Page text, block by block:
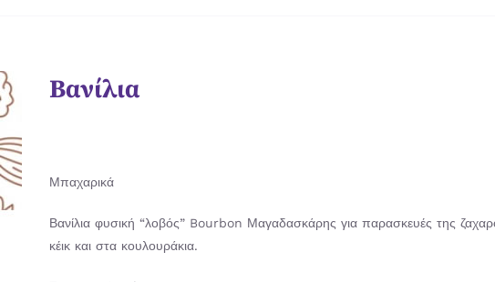
Βανίλια
Μπαχαρικά
Βανίλια φυσική “λοβός” Bourbon Μαγαδασκάρης για παρασκευές της
κέικ και στα κουλουράκια.